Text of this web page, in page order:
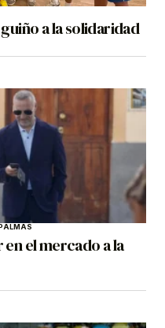
guiño a la solidaridad
el mercado a la